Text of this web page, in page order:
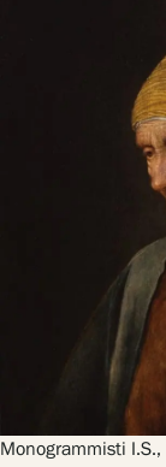
Monogrammisti I.S.,